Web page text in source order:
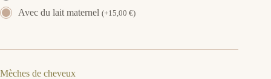
Avec du lait maternel (+15,00 €)
Mèches de cheveux